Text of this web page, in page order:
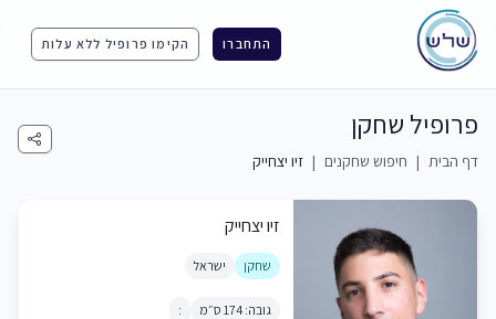
התחברו הקימו פרופיל ללא עלות
פרופיל שחקן
דף הבית | חיפוש שחקנים | זיו יצחייק
זיו יצחייק
שחקן ישראל
גובה: 174 ס״מ :